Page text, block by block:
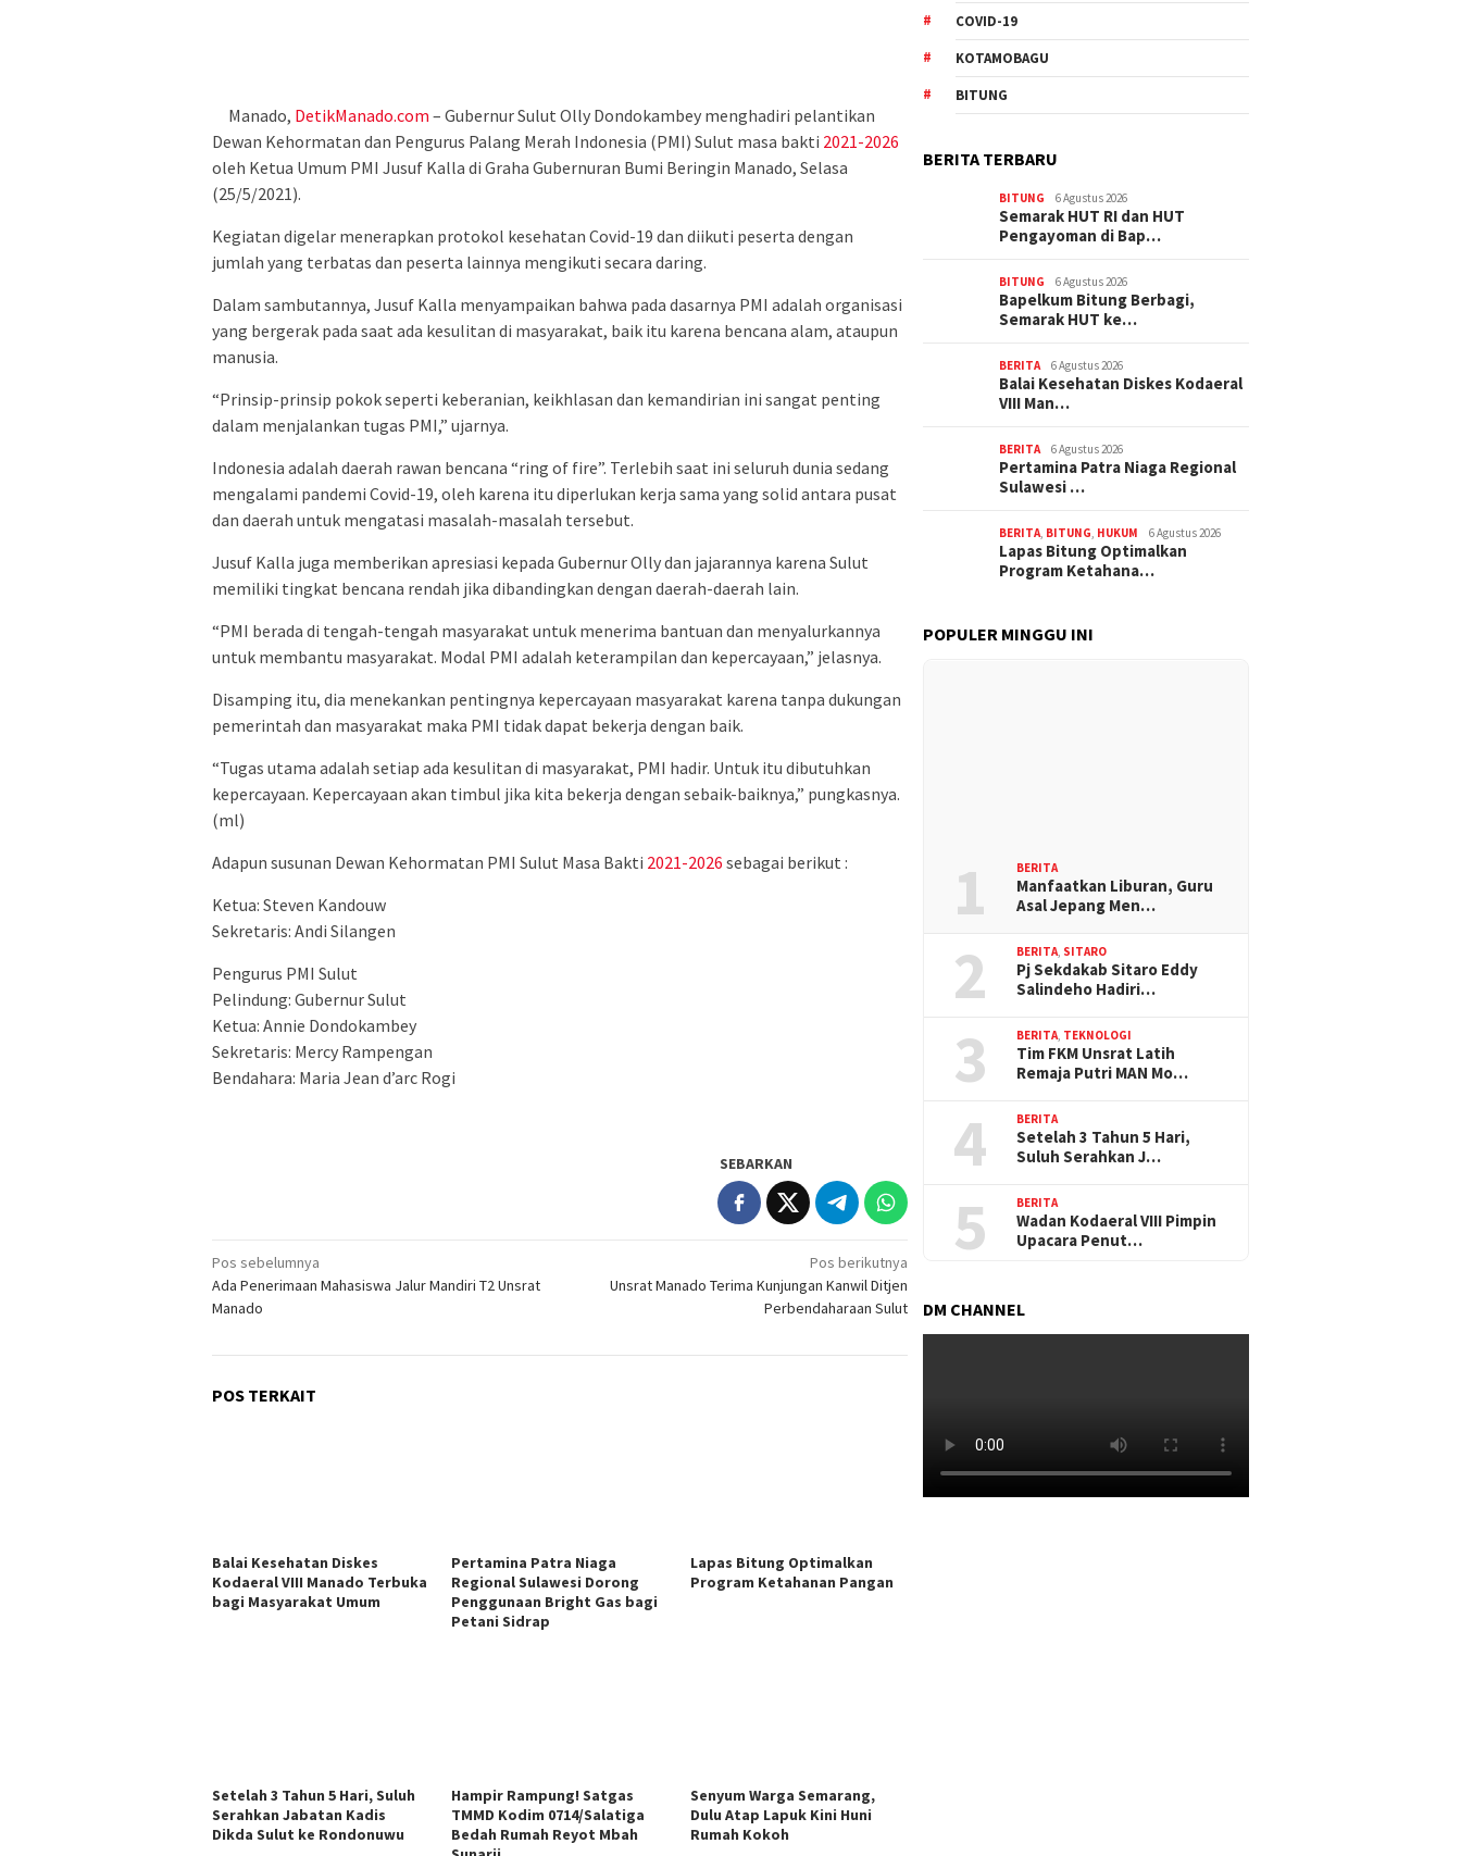
Manado, DetikManado.com – Gubernur Sulut Olly Dondokambey menghadiri pelantikan
Dewan Kehormatan dan Pengurus Palang Merah Indonesia (PMI) Sulut masa bakti 2021-2026
oleh Ketua Umum PMI Jusuf Kalla di Graha Gubernuran Bumi Beringin Manado, Selasa
(25/5/2021).
Kegiatan digelar menerapkan protokol kesehatan Covid-19 dan diikuti peserta dengan
jumlah yang terbatas dan peserta lainnya mengikuti secara daring.
Dalam sambutannya, Jusuf Kalla menyampaikan bahwa pada dasarnya PMI adalah organisasi
yang bergerak pada saat ada kesulitan di masyarakat, baik itu karena bencana alam, ataupun
manusia.
“Prinsip-prinsip pokok seperti keberanian, keikhlasan dan kemandirian ini sangat penting
dalam menjalankan tugas PMI,” ujarnya.
Indonesia adalah daerah rawan bencana “ring of fire”. Terlebih saat ini seluruh dunia sedang
mengalami pandemi Covid-19, oleh karena itu diperlukan kerja sama yang solid antara pusat
dan daerah untuk mengatasi masalah-masalah tersebut.
Jusuf Kalla juga memberikan apresiasi kepada Gubernur Olly dan jajarannya karena Sulut
memiliki tingkat bencana rendah jika dibandingkan dengan daerah-daerah lain.
“PMI berada di tengah-tengah masyarakat untuk menerima bantuan dan menyalurkannya
untuk membantu masyarakat. Modal PMI adalah keterampilan dan kepercayaan,” jelasnya.
Disamping itu, dia menekankan pentingnya kepercayaan masyarakat karena tanpa dukungan
pemerintah dan masyarakat maka PMI tidak dapat bekerja dengan baik.
“Tugas utama adalah setiap ada kesulitan di masyarakat, PMI hadir. Untuk itu dibutuhkan
kepercayaan. Kepercayaan akan timbul jika kita bekerja dengan sebaik-baiknya,” pungkasnya.
(ml)
Adapun susunan Dewan Kehormatan PMI Sulut Masa Bakti 2021-2026 sebagai berikut :
Ketua: Steven Kandouw
Sekretaris: Andi Silangen
Pengurus PMI Sulut
Pelindung: Gubernur Sulut
Ketua: Annie Dondokambey
Sekretaris: Mercy Rampengan
Bendahara: Maria Jean d’arc Rogi
SEBARKAN
Navigasi
pos
Pos sebelumnya
Ada Penerimaan Mahasiswa Jalur Mandiri T2 Unsrat
Manado
Pos berikutnya
Unsrat Manado Terima Kunjungan Kanwil Ditjen
Perbendaharaan Sulut
POS TERKAIT
Balai Kesehatan Diskes
Kodaeral VIII Manado Terbuka
bagi Masyarakat Umum
Pertamina Patra Niaga
Regional Sulawesi Dorong
Penggunaan Bright Gas bagi
Petani Sidrap
Lapas Bitung Optimalkan
Program Ketahanan Pangan
Setelah 3 Tahun 5 Hari, Suluh
Serahkan Jabatan Kadis
Dikda Sulut ke Rondonuwu
Hampir Rampung! Satgas
TMMD Kodim 0714/Salatiga
Bedah Rumah Reyot Mbah
Senyum Warga Semarang,
Dulu Atap Lapuk Kini Huni
Rumah Kokoh
COVID-19
KOTAMOBAGU
BITUNG
BERITA TERBARU
BITUNG 6 Agustus 2026
Semarak HUT RI dan HUT
Pengayoman di Bap…
BITUNG 6 Agustus 2026
‎Bapelkum Bitung Berbagi,
Semarak HUT ke…
BERITA 6 Agustus 2026
Balai Kesehatan Diskes Kodaeral
VIII Man…
BERITA 6 Agustus 2026
Pertamina Patra Niaga Regional
Sulawesi …
BERITA BITUNG HUKUM 6 Agustus 2026
Lapas Bitung Optimalkan
Program Ketahana…
POPULER MINGGU INI
1 BERITA
Manfaatkan Liburan, Guru
Asal Jepang Men…
2 BERITA, SITARO
Pj Sekdakab Sitaro Eddy
Salindeho Hadiri…
3 BERITA, TEKNOLOGI
Tim FKM Unsrat Latih
Remaja Putri MAN Mo…
4 BERITA
Setelah 3 Tahun 5 Hari,
Suluh Serahkan J…
5 BERITA
Wadan Kodaeral VIII Pimpin
Upacara Penut…
DM CHANNEL